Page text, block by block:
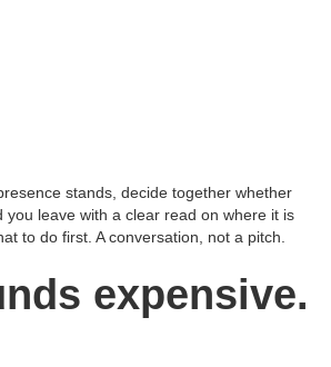
stands, decide together whether
you leave with a clear read on where it is
to do first. A conversation, not a pitch.
expensive.